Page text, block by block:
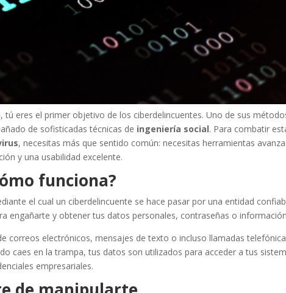
tú eres el primer objetivo de los ciberdelincuentes. Uno de sus
de sofisticadas técnicas de ingeniería social. Para combatir
, necesitas más que sentido común: necesitas herramientas
y una usabilidad excelente.
funciona?
el cual un ciberdelincuente se hace pasar por una entidad
engañarte y obtener tus datos personales, contraseñas o
correos electrónicos, mensajes de texto o incluso llamadas
caes en la trampa, tus datos son utilizados para acceder a tus
empresariales.